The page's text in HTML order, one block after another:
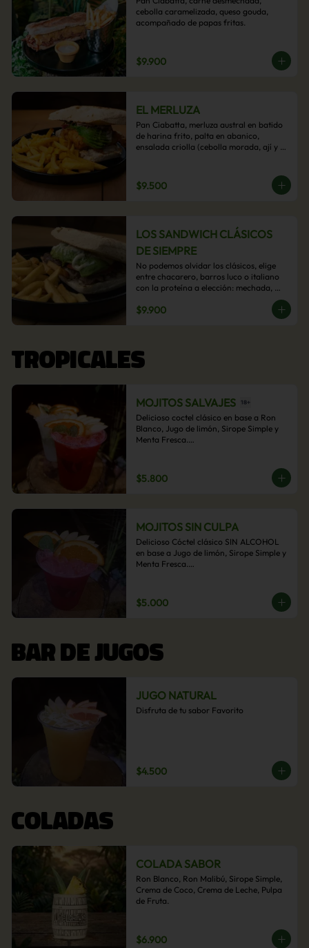
cebolla caramelizada, queso gouda,
acompañado de papas fritas.
$9.900
EL MERLUZA
Pan Ciabatta, merluza austral en batido
de harina frito, palta en abanico,
ensalada criolla (cebolla morada, ají y
$9.500
LOS SANDWICH CLÁSICOS
DE SIEMPRE
No podemos olvidar los clásicos, elige
entre chacarero, barros luco o italiano
con la proteína a elección: mechada,
acompañamiento de papas fritas.
$9.900
TROPICALES
MOJITOS SALVAJES
Delicioso coctel clásico en base a Ron
Blanco, Jugo de limón, Sirope Simple y
Menta Fresca.
$5.800
MOJITOS SIN CULPA
Delicioso Cóctel clásico SIN ALCOHOL
en base a Jugo de limón, Sirope Simple y
Menta Fresca.
$5.000
BAR DE JUGOS
JUGO NATURAL
Disfruta de tu sabor Favorito
$4.500
COLADAS
COLADA SABOR
Ron Blanco, Ron Malibú, Sirope Simple,
Crema de Coco, Crema de Leche, Pulpa
de Fruta.
$6.900